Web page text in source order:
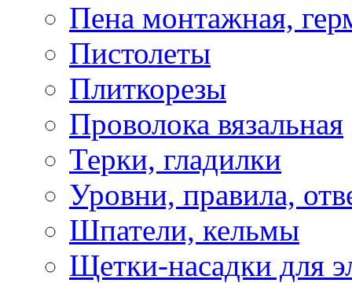
Пена монтажная,
Пистолеты
Плиткорезы
Проволока вязальная
Терки, гладилки
Уровни, правила,
Шпатели, кельмы
Щетки-насадки для